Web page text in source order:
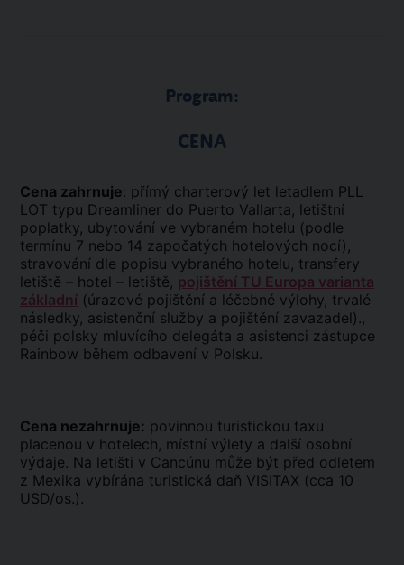
Program:
CENA
Cena zahrnuje: přímý charterový let letadlem PLL
LOT typu Dreamliner do Puerto Vallarta, letištní
poplatky, ubytování ve vybraném hotelu (podle
termínu 7 nebo 14 započatých hotelových nocí),
stravování dle popisu vybraného hotelu, transfery
letiště – hotel – letiště, pojištění TU Europa varianta
základní (úrazové pojištění a léčebné výlohy, trvalé
následky, asistenční služby a pojištění zavazadel).,
péči polsky mluvícího delegáta a asistenci zástupce
Rainbow během odbavení v Polsku.
Cena nezahrnuje: povinnou turistickou taxu
placenou v hotelech, místní výlety a další osobní
výdaje. Na letišti v Cancúnu může být před odletem
z Mexika vybírána turistická daň VISITAX (cca 10
USD/os.).